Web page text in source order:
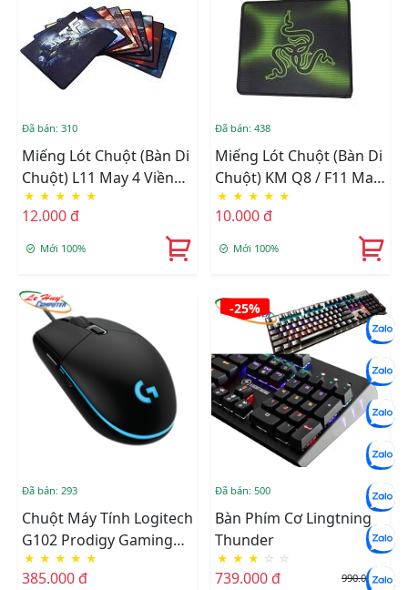
Đã bán: 310
Miếng Lót Chuột (Bàn Di
Chuột) L11 May 4 Viền
Cứng Cáp Chống Bung
Gốc , Không Thấm Nƣớc
★ ★ ★ ★ ★
12.000 đ
Mới 100%
Đã bán: 438
Miếng Lót Chuột (bàn Di
Chuột) KM Q8 / F11 May
4 Viền Cứng Cáp Chống
Bung Gốc
★ ★ ★ ★ ★
10.000 đ
Mới 100%
Đã bán: 293
Chuột Máy Tính Logitech
G102 Prodigy Gaming
(Đen)
★ ★ ★ ★ ★
385.000 đ
-25%
Đã bán: 500
Bàn Phím Cơ Lingtning
Thunder
★ ★ ★ ☆ ☆
739.000 đ 990.000 đ